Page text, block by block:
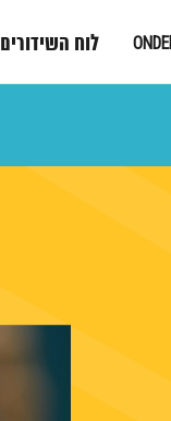
לוח השידורים